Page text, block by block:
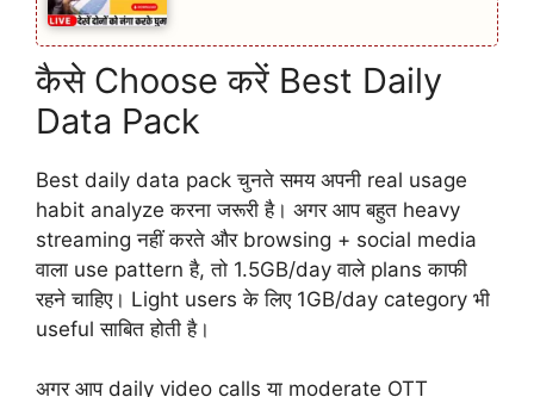
कैसे Choose करें Best Daily
Data Pack
Best daily data pack चुनते समय अपनी real usage
habit analyze करना जरूरी है। अगर आप बहुत heavy
streaming नहीं करते और browsing + social media
वाला use pattern है, तो 1.5GB/day वाले plans काफी
रहने चाहिए। Light users के लिए 1GB/day category भी
useful साबित होती है।
अगर आप daily video calls या moderate OTT